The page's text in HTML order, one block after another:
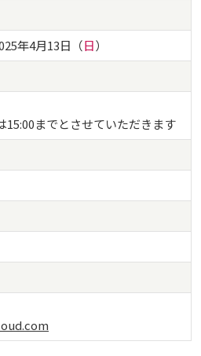
年4月13日（日）
までとさせていただきます